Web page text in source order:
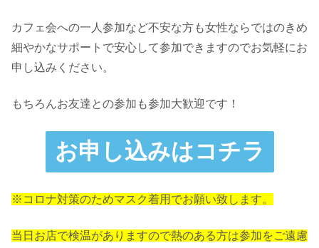
カフェ会への一人参加など不安な方も女性ならではのきめ
細やかなサポートで安心して参加できますのでお気軽にお
申し込みください。
もちろんお友達との参加も参加大歓迎です！
お申し込みはコチラ
※コロナ対策のためマスク着用でお願い致します。
当日お店で検温がありますので熱のある方は参加をご遠慮